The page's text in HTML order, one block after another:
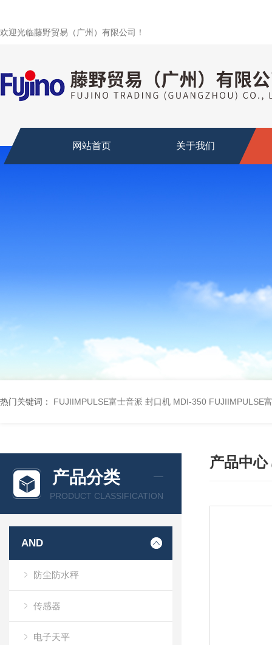
欢迎光临藤野贸易（广州）有限公司！
网站首页 关于我们
热门关键词： FUJIIMPULSE富士音派 封口机 MDI-350 FUJIIMPULSE
产品分类
PRODUCT CLASSIFICATION
AND
防尘防水秤
传感器
电子天平
产品中心